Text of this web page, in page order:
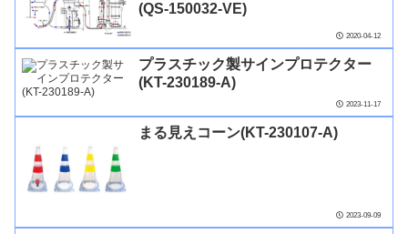
(QS-150032-VE)
2020-04-12
プラスチック製サインプロテクター
(KT-230189-A)
2023-11-17
まる見えコーン(KT-230107-A)
2023-09-09